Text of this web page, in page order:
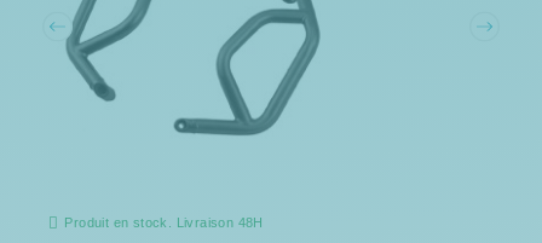
Produit en stock. Livraison 48H